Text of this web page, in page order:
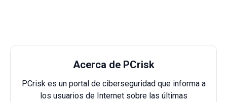
Acerca de PCrisk
PCrisk es un portal de ciberseguridad que informa a
los usuarios de Internet sobre las últimas